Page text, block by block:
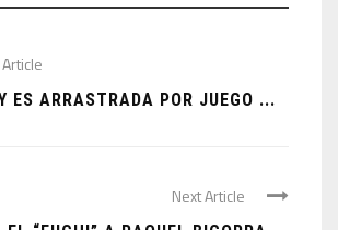
ES ARRASTRADA POR JUEGO ...
Next Article